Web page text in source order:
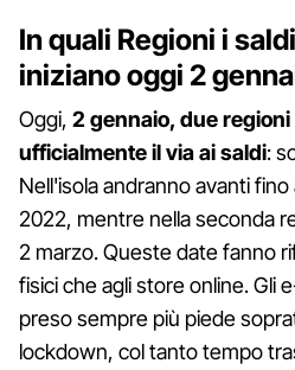
In quali Regioni i
iniziano oggi 2
Oggi, 2 gennaio, due
ufficialmente il via ai saldi:
Nell'isola andranno avanti
2022, mentre nella seconda
2 marzo. Queste date fanno
fisici che agli store online. Gli
preso sempre più piede
lockdown, col tanto tempo